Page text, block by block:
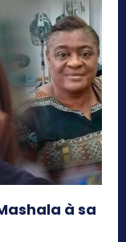
à sa